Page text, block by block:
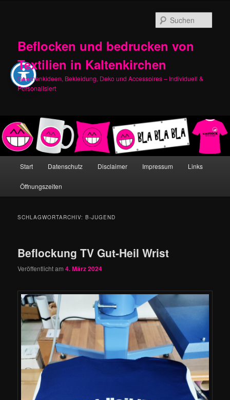
Beflocken und bedrucken von
Textilien in Kaltenkirchen
Geschenkideen, Bekleidung, Deko und Accessoires – Individuell &
Personalisiert
Start Datenschutz Disclaimer Impressum Links
Öffnungszeiten
SCHLAGWORTARCHIV:B-JUGEND
Beflockung TV Gut-Heil Wrist
Veröffentlicht am4. März 2024